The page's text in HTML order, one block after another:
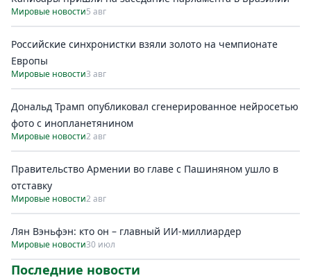
Мировые новости5 авг
Российские синхронистки взяли золото на чемпионате
Европы
Мировые новости3 авг
Дональд Трамп опубликовал сгенерированное нейросетью
фото с инопланетянином
Мировые новости2 авг
Правительство Армении во главе с Пашиняном ушло в
отставку
Мировые новости2 авг
Лян Вэньфэн: кто он – главный ИИ-миллиардер
Мировые новости30 июл
Последние новости